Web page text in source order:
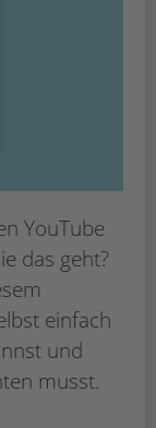
YouTube
das geht?
einfach
und
musst.